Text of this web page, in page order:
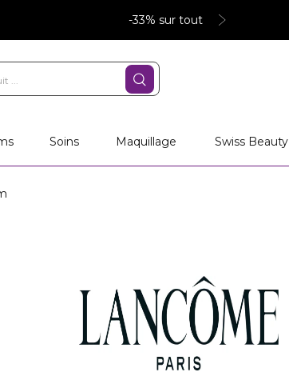
-33% sur tout
Soins Maquillage Swiss Beauty